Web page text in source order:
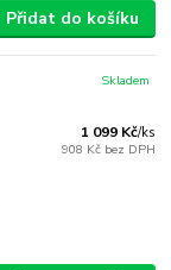
Přidat do košíku
1 099 Kč/ks
908 Kč bez DPH
Skladem